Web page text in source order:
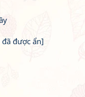
được ẩn]